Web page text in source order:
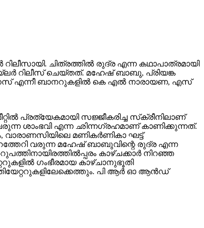
ചിത്രത്തിൽ രുദ്ര എന്ന കഥാപാത്രമായി
റിലീസ് ചെയ്തത്. മഹേഷ് ബാബു, പ്രിയങ്ക
എന്നീ ബാനറുകളിൽ കെ എൽ നാരായണ, എസ്
പ്രത്യേകമായി സജ്ജീകരിച്ച സ്‌ക്രീനിലാണ്
വരുന്ന ശാംഭവി എന്ന ഛിന്നഗ്രഹമാണ് കാണിക്കുന്നത്.
മണികര്‍ണികാ ഘട്ട്
വരുന്ന മഹേഷ് ബാബുവിന്റെ രുദ്ര എന്ന
കാഴ്ചക്കാർ നിറഞ്ഞ
ഗംഭീരമായ കാഴ്ചാനുഭൂതി
പി ആർ ഓ ആൻഡ്